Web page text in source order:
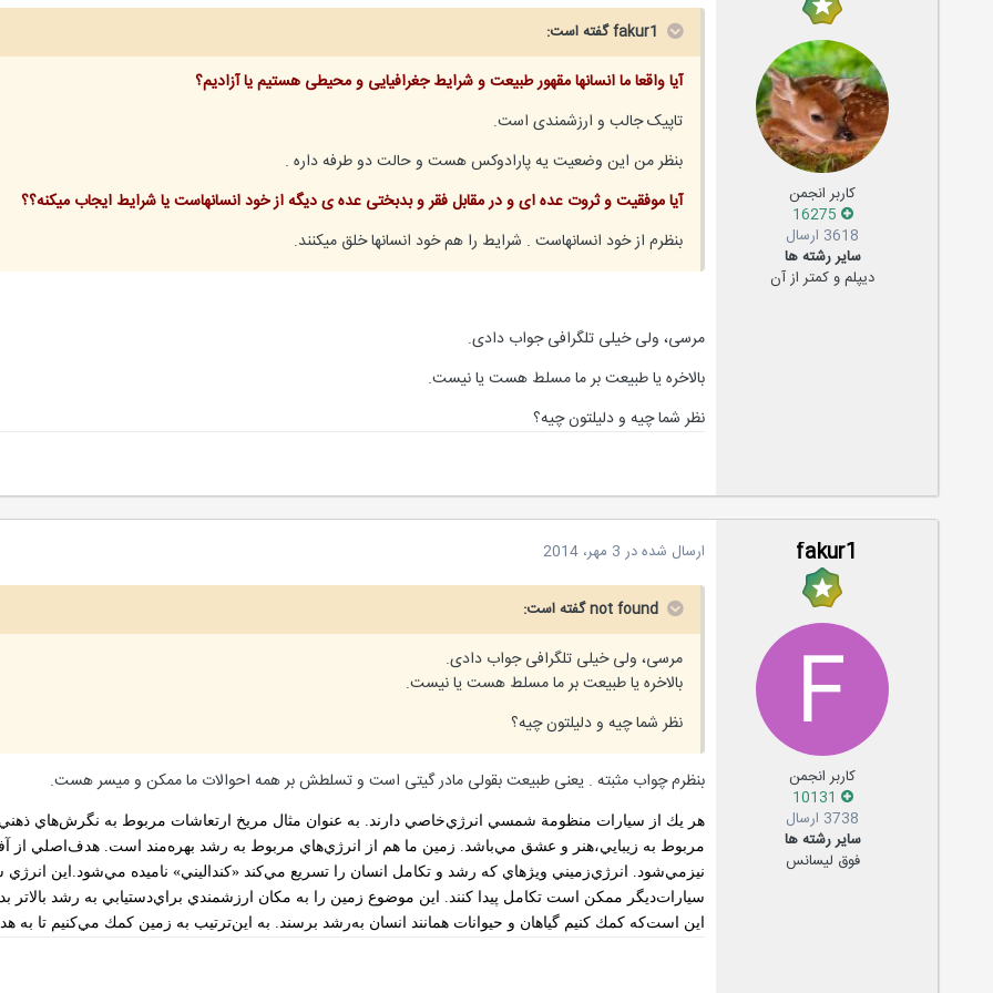
کاربر انجمن
3618 ارسال
سایر رشته ها
دیپلم و کمتر از آن
آیا واقعا ما انسانها مقهور طبیعت و شرایط جغرافیایی و محیطی هستیم یا آزادیم؟
تاپیک جالب و ارزشمندی است.
بنظر من این وضعیت یه پارادوکس هست و حالت دو طرفه داره .
آیا موفقیت و ثروت عده ای و در مقابل فقر و بدبختی عده ی دیگه از خود انسانهاست یا شرایط ایجاب میکنه؟؟
بنظرم از خود انسانهاست . شرایط را هم خود انسانها خلق میکنند.
مرسی، ولی خیلی تلگرافی جواب دادی.
بالاخره یا طبیعت بر ما مسلط هست یا نیست.
نظر شما چیه و دلیلتون چیه؟
fakur1
کاربر انجمن
3738 ارسال
سایر رشته ها
فوق لیسانس
ارسال شده در 3 مهر، 2014
not found گفته است:
مرسی، ولی خیلی تلگرافی جواب دادی.
بالاخره یا طبیعت بر ما مسلط هست یا نیست.
نظر شما چیه و دلیلتون چیه؟
بنظرم چواب مثبته . یعنی طبیعت بقولی مادر گیتی است و تسلطش بر همه احوالات ما ممکن و میسر هست.
هر يك‌ از سيارات‌ منظومة‌ شمسي‌ انرژي‌خاصي‌ دارند. به‌ عنوان‌ مثال ‌مريخ‌ ارتعاشات‌ مربوط‌ به‌ نگرش‌هاي‌ ذهني‌
مربوط‌ به‌ زيبايي‌،هنر و عشق‌ مي‌باشد. زمين‌ ما هم از انرژي‌هاي‌ مربوط‌ به‌ رشد بهره‌مند است‌. هدف‌اصلي ‌از
نيزمي‌شود.
انرژي‌زميني‌ ويژه‏اي كه‌ رشد و تكامل انسان‌ را تسريع‌ مي‌كند «كنداليني‌» ناميده‌ مي‌شود.اين‌
سيارات‌ديگر ممكن‌ است‌ تكامل‌ پيدا كنند. اين‌ موضوع‌ زمين‌ را به‌ مكان‌ ارزشمندي‌ براي‌دستيابي‌ به‌ رشد بالاتر
اين‌ است‌كه‌ كمك‌ كنيم‌ گياهان‌ و حيوانات‌ همانند انسان‌ به‌رشد برسند. به‌ اين‌ترتيب‌ به‌ زمين‌ كمك‌ مي‌كنيم‌ تا به